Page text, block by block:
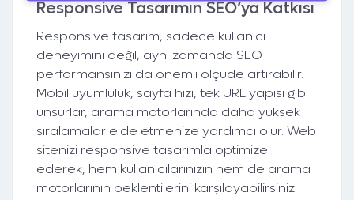
Responsive Tasarımın SEO’ya Katkısı
Responsive tasarım, sadece kullanıcı
deneyimini değil, aynı zamanda SEO
performansınızı da önemli ölçüde artırabilir.
Mobil uyumluluk, sayfa hızı, tek URL yapısı gibi
unsurlar, arama motorlarında daha yüksek
sıralamalar elde etmenize yardımcı olur. Web
sitenizi responsive tasarımla optimize
ederek, hem kullanıcılarınızın hem de arama
motorlarının beklentilerini karşılayabilirsiniz.